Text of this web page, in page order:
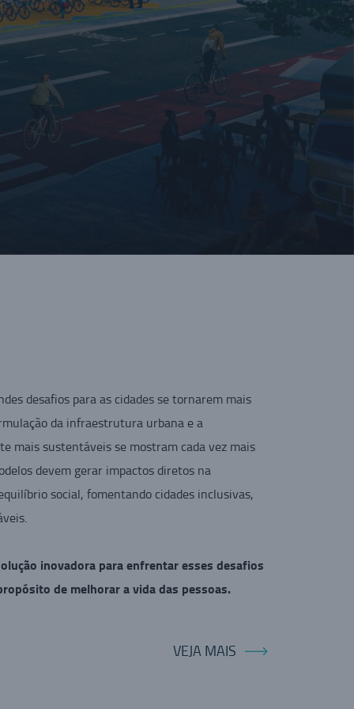
desafios para as cidades se tornarem mais
da infraestrutura urbana e a
mais sustentáveis se mostram cada vez mais
devem gerar impactos diretos na
social, fomentando cidades inclusivas,
inovadora para enfrentar esses desafios
de melhorar a vida das pessoas.
VEJA MAIS